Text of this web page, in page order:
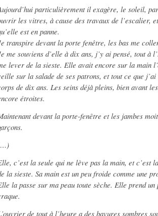
particulièrement il exagère, le soleil,
les vitres, à cause des travaux de l’escalier,
est en panne.
transpire devant la porte fenêtre, les bas me
me souviens d’elle à dix ans, j’y ai pensé, tout à
lever de la sieste. Elle avait encore sur la main
sur la salade de ses patrons, et tout ce que
de dix ans. Les seins déjà pleins, bien avant
étroites.
devant la porte-fenêtre et les jambes
c’est la seule qui ne lève pas la main, et c’est
la sieste. Sa main est un peu froide comme une
la passe sur ma peau toute sèche. Elle prend
de tout à l’heure a des bavures sombres